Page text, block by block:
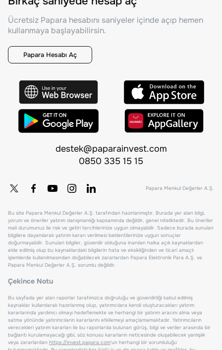
Ücretsiz Papara hesabını saniyeler içinde açıp hemen
kullanmaya başlayabilirsin.
Papara Hesabı Aç
destek@paparainvest.com
0850 335 15 15
Papara Menkul Değerler A.Ş.
Bu site Papara Menkul Değerler A.Ş. tarafından hazırlanmıştır. Burada yer alan bilgi,
yorum ve öneriler yatırım danışmanlığı kapsamında değildir, genel niteliktedir. Bu öneriler
mali durumunuz ile risk ve getiri tercihlerinize uygun olmayabilir. Sadece burada sunulan
bilgilere dayanılarak yatırım kararı verilmesi beklentilerinize uygun sonuçlar
doğurmayabilir. Sunulan bilgiler, güvenilir olduğuna inanılan halka açık kaynaklardan
elde edilmiş olup bu kaynaklardaki bilgilerin hata ve eksikliğinden ve ticari amaçlı
işlemlerde kullanılmasından doğabilecek zararlardan Papara Elektronik Para A.Ş. ve
Papara Menkul Değerler A.Ş. sorumlu değildir.
Çekince Notu
Bu sayfada yer alan raporlar tarafımızca doğruluğu ve güvenilirliği kabul edilmiş
kaynaklar kullanılarak hazırlanmış olup, yatırımcılara kendi oluşturacakları yatırım
kararlarında yardımcı olmayı hedeflemekte ve herhangi bir yatırım aracını alma veya
satma yönünde yatırımcıların kararlarını etkilemeyi amaçlamamaktadır. Yatırımcıların
verecekleri yatırım kararları ile bu raporlarda bulunan görüş, bilgi ve veriler arasında bir
bağlantı kurulamayacağı gibi, söz konusu kararların neticesinde oluşabilecek yanlışlık
veya zararlardan https://invest.papara.com'un herhangi bir sorumluluğu